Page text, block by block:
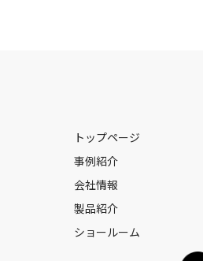
トップページ
事例紹介
会社情報
製品紹介
ショールーム